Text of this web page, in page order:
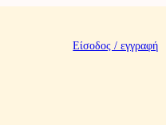
Είσοδος / εγγραφή